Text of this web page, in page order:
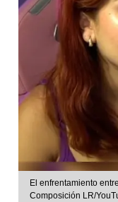
El enfrentamiento
Composición LR/